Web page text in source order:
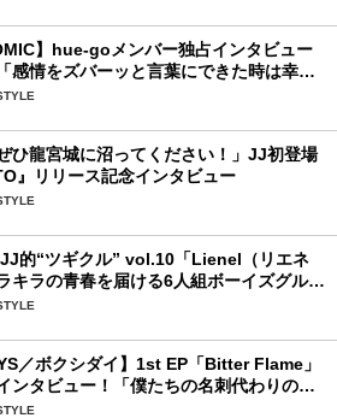
】hue-goメンバー独占インタビュー
感情をズバーッと言葉にできた時は幸
ひ龍宮城に沼ってください！」JJ初登場
』リリース記念インタビュー
的“ツギクル” vol.10「Lienel（リエネ
ラの青春を届ける6人組ボーイズグルー
／ボクシダイ】1st EP「Bitter Flame」
ンタビュー！「僕たちの名刺代わりのよ